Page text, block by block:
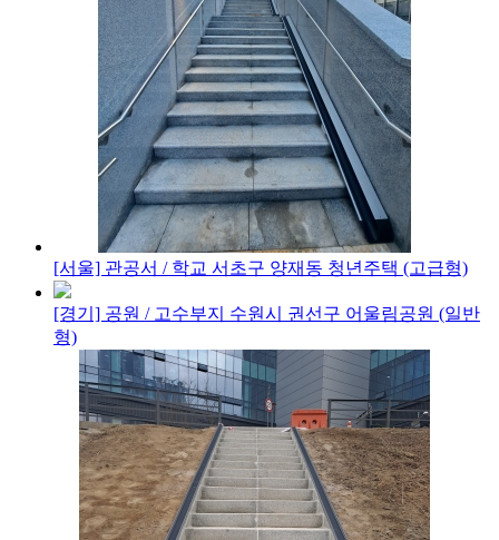
[서울] 관공서 / 학교 서초구 양재동 청년주택 (고급형)
[경기] 공원 / 고수부지
수원시 권선구 어울림공원 (일반
형)